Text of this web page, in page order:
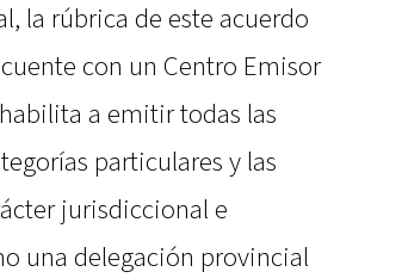
la rúbrica de este acuerdo
con un Centro Emisor
a emitir todas las
particulares y las
jurisdiccional e
una delegación provincial